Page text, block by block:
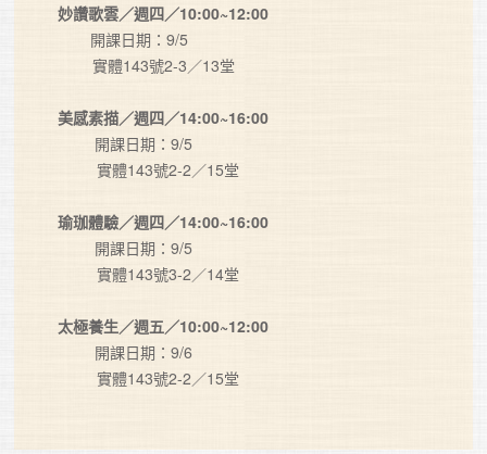
妙讚歌雲／週四／10:00~12:00
開課日期：9/5
        實體143號2-3／13堂
美感素描／週四／14:00~16:00
開課日期：9/5
         實體143號2-2／15堂
瑜珈體驗／週四／14:00~16:00
開課日期：9/5
         實體143號3-2／14堂
太極養生／週五／10:00~12:00
開課日期：9/6
         實體143號2-2／15堂